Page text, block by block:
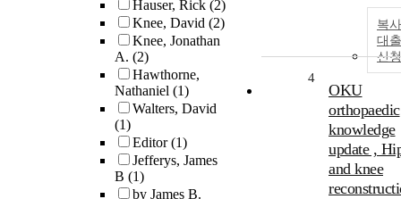
Hauser, Rick (2)
Knee, David (2)
Knee, Jonathan
A. (2)
Hawthorne,
Nathaniel (1)
Walters, David
(1)
Editor(1)
Jefferys, James
B (1)
by James B.
복
대출
신청
4
OKU
orthopaedic
knowledge
update ,
and knee